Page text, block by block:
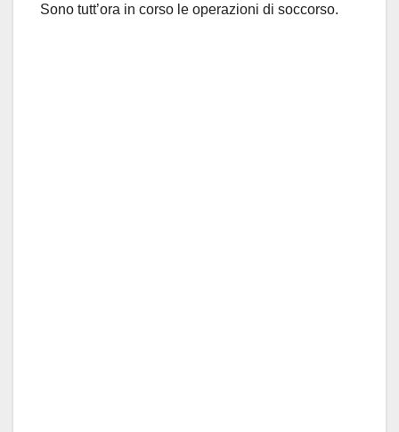
Sono tutt’ora in corso le operazioni di soccorso.